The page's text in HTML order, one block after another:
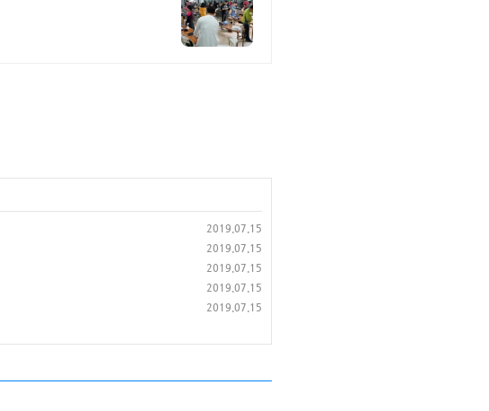
2019.07.15
2019.07.15
2019.07.15
2019.07.15
2019.07.15